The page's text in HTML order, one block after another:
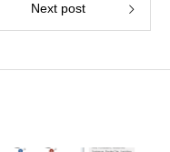
Next post